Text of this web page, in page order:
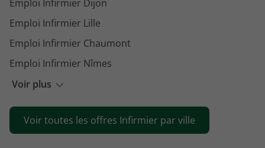
Voir plus
Emploi Infirmier Dijon
Emploi Infirmier Lille
Emploi Infirmier Chaumont
Emploi Infirmier Nîmes
Emploi Infirmier Arras
Emploi Infirmier Marseille
Emploi Infirmier Versailles
Voir toutes les offres Infirmier par ville